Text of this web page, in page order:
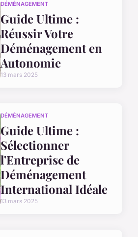
DÉMÉNAGEMENT
Guide Ultime :
Réussir Votre
Déménagement en
Autonomie
13 mars 2025
DÉMÉNAGEMENT
Guide Ultime :
Sélectionner
l'Entreprise de
Déménagement
International Idéale
13 mars 2025